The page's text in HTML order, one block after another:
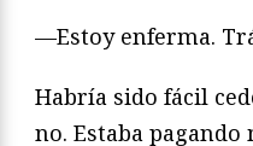
—Estoy enferma.
Habría sido fácil
no. Estaba pagando